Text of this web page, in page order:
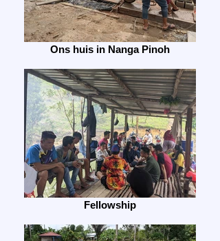
Ons huis in Nanga Pinoh
Fellowship